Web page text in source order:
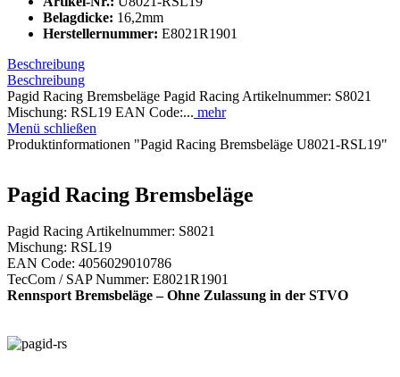
Belagdicke: 16,2mm
Herstellernummer: E8021R1901
Beschreibung
Beschreibung
Pagid Racing Bremsbeläge Pagid Racing Artikelnummer: S8021
Mischung: RSL19 EAN Code:... mehr
Menü schließen
Produktinformationen "Pagid Racing Bremsbeläge U8021-RSL19"
Pagid Racing Bremsbeläge
Pagid Racing Artikelnummer: S8021
Mischung: RSL19
EAN Code: 4056029010786
TecCom / SAP Nummer: E8021R1901
Rennsport Bremsbeläge – Ohne Zulassung in der STVO